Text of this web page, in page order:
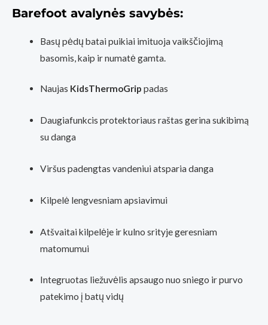
Barefoot avalynės savybės:
Basų pėdų batai puikiai imituoja vaikščiojimą
basomis, kaip ir numatė gamta.
Naujas KidsThermoGrip padas
Daugiafunkcis protektoriaus raštas gerina sukibimą
su danga
Viršus padengtas vandeniui atsparia danga
Kilpelė lengvesniam apsiavimui
Atšvaitai kilpelėje ir kulno srityje geresniam
matomumui
Integruotas liežuvėlis apsaugo nuo sniego ir purvo
patekimo į batų vidų